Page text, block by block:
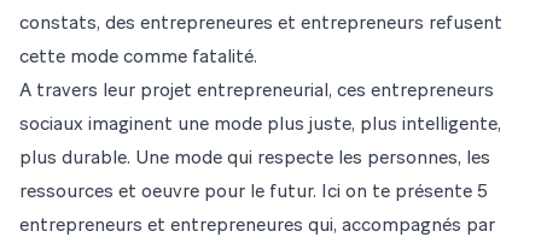
constats, des entrepreneures et entrepreneurs refusent
cette mode comme fatalité.
A travers leur projet entrepreneurial, ces entrepreneurs
sociaux imaginent une mode plus juste, plus intelligente,
plus durable. Une mode qui respecte les personnes, les
ressources et oeuvre pour le futur. Ici on te présente 5
entrepreneurs et entrepreneures qui, accompagnés par